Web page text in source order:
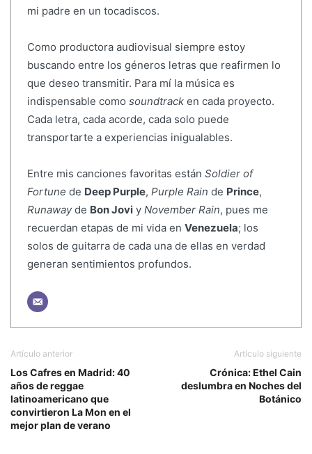
mi padre en un tocadiscos.
Como productora audiovisual siempre estoy
buscando entre los géneros letras que reafirmen lo
que deseo transmitir. Para mí la música es
indispensable como soundtracken cada proyecto.
Cada letra, cada acorde, cada solo puede
transportarte a experiencias inigualables.
Entre mis canciones favoritas están Soldier of
Fortune de Deep Purple, Purple Rain de Prince,
Runawayde Bon Joviy November Rain, pues me
recuerdan etapas de mi vida en Venezuela; los
solos de guitarra de cada una de ellas en verdad
generan sentimientos profundos.
Artículo anterior
Los Cafres en Madrid: 40
años de reggae
latinoamericano que
convirtieron La Mon en el
mejor plan de verano
Artículo siguiente
Crónica: Ethel Cain
deslumbra en Noches del
Botánico